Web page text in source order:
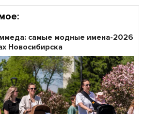
самые модные имена-2026
Новосибирска